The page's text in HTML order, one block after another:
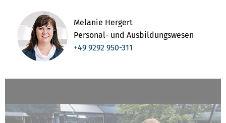
Melanie Hergert
Personal- und Ausbildungswesen
+49 9292 950-311